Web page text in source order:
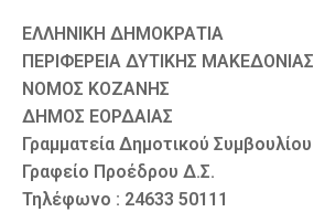
ΕΛΛΗΝΙΚΗ ΔΗΜΟΚΡΑΤΙΑ
ΠΕΡΙΦΕΡΕΙΑ ΔΥΤΙΚΗΣ ΜΑΚΕΔΟΝΙΑΣ
ΝΟΜΟΣ ΚΟΖΑΝΗΣ
ΔΗΜΟΣ ΕΟΡΔΑΙΑΣ
Γραμματεία Δημοτικού Συμβουλίου
Γραφείο Προέδρου Δ.Σ.
Τηλέφωνο : 24633 50111